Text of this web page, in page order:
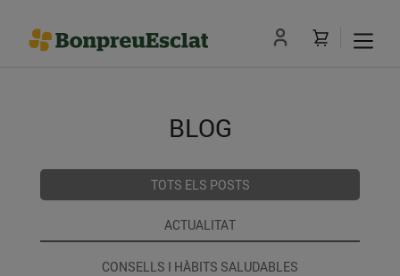
BLOG
TOTS ELS POSTS
ACTUALITAT
CONSELLS I HÀBITS SALUDABLES